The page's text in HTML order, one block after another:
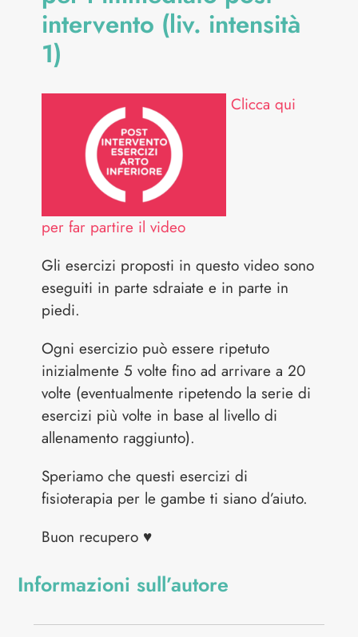
intervento (liv. intensità
1)
Clicca qui
per far partire il video
Gli esercizi proposti in questo video sono
eseguiti in parte sdraiate e in parte in
piedi.
Ogni esercizio può essere ripetuto
inizialmente 5 volte fino ad arrivare a 20
volte (eventualmente ripetendo la serie di
esercizi più volte in base al livello di
allenamento raggiunto).
Speriamo che questi esercizi di
fisioterapia per le gambe ti siano d’aiuto.
Buon recupero ♥
Informazioni sull’autore